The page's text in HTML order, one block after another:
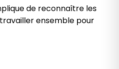
de reconnaître les
ensemble pour